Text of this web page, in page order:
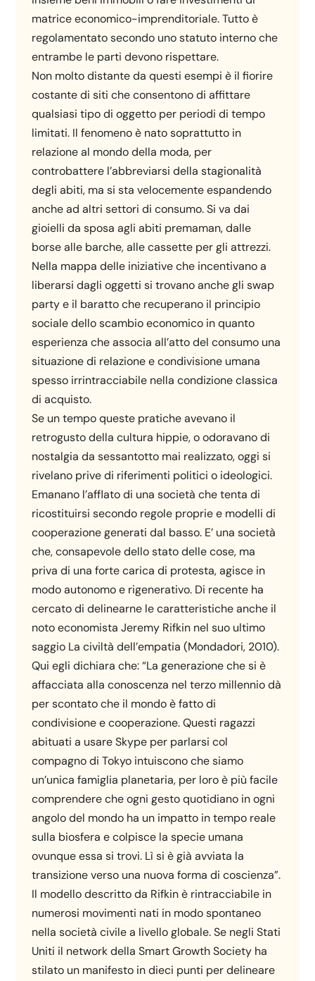
matrice economico-imprenditoriale. Tutto è
regolamentato secondo uno statuto interno che
entrambe le parti devono rispettare.
Non molto distante da questi esempi è il fiorire
costante di siti che consentono di affittare
qualsiasi tipo di oggetto per periodi di tempo
limitati. Il fenomeno è nato soprattutto in
relazione al mondo della moda, per
controbattere l’abbreviarsi della stagionalità
degli abiti, ma si sta velocemente espandendo
anche ad altri settori di consumo. Si va dai
gioielli da sposa agli abiti premaman, dalle
borse alle barche, alle cassette per gli attrezzi.
Nella mappa delle iniziative che incentivano a
liberarsi dagli oggetti si trovano anche gli swap
party e il baratto che recuperano il principio
sociale dello scambio economico in quanto
esperienza che associa all’atto del consumo una
situazione di relazione e condivisione umana
spesso irrintracciabile nella condizione classica
di acquisto.
Se un tempo queste pratiche avevano il
retrogusto della cultura hippie, o odoravano di
nostalgia da sessantotto mai realizzato, oggi si
rivelano prive di riferimenti politici o ideologici.
Emanano l’afflato di una società che tenta di
ricostituirsi secondo regole proprie e modelli di
cooperazione generati dal basso. E’ una società
che, consapevole dello stato delle cose, ma
priva di una forte carica di protesta, agisce in
modo autonomo e rigenerativo. Di recente ha
cercato di delinearne le caratteristiche anche il
noto economista Jeremy Rifkin nel suo ultimo
saggio La civiltà dell’empatia (Mondadori, 2010).
Qui egli dichiara che: “La generazione che si è
affacciata alla conoscenza nel terzo millennio dà
per scontato che il mondo è fatto di
condivisione e cooperazione. Questi ragazzi
abituati a usare Skype per parlarsi col
compagno di Tokyo intuiscono che siamo
un’unica famiglia planetaria, per loro è più facile
comprendere che ogni gesto quotidiano in ogni
angolo del mondo ha un impatto in tempo reale
sulla biosfera e colpisce la specie umana
ovunque essa si trovi. Lì si è già avviata la
transizione verso una nuova forma di coscienza”.
Il modello descritto da Rifkin è rintracciabile in
numerosi movimenti nati in modo spontaneo
nella società civile a livello globale. Se negli Stati
Uniti il network della Smart Growth Society ha
stilato un manifesto in dieci punti per delineare